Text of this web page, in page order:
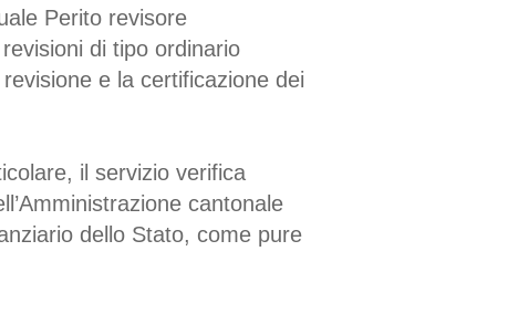
Perito revisore
di tipo ordinario
e la certificazione dei
il servizio verifica
cantonale
dello Stato, come pure